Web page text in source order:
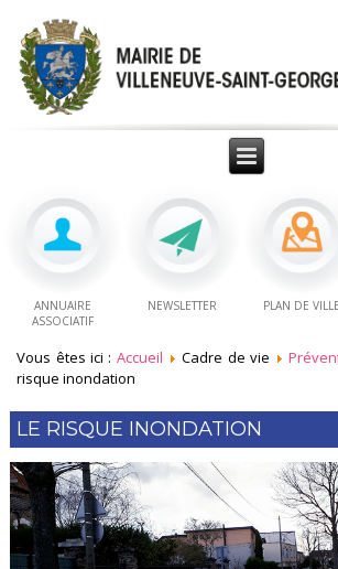
ANNUAIRE
ASSOCIATIF
NEWSLETTER PLAN DE VILLE
Vous êtes ici : Accueil Cadre de vie
risque inondation
LE RISQUE INONDATION